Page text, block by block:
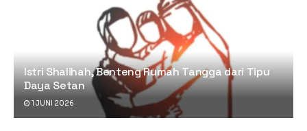
Istri Shalihah, Benteng Rumah Tangga dari Tipu
Daya Setan
1 JUNI 2026